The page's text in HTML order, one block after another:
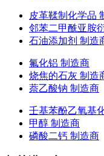
皮革鞣制化学品
邻苯二甲酰亚胺
石油添加剂 制造
氟化铝 制造商
烧焦的石灰 制造
萘乙酸钠 制造商
壬基苯酚乙氧基
甲醇 制造商
磷酸二钙 制造商